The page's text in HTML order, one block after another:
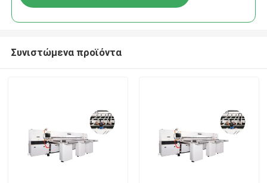
Συνιστώμενα προϊόντα